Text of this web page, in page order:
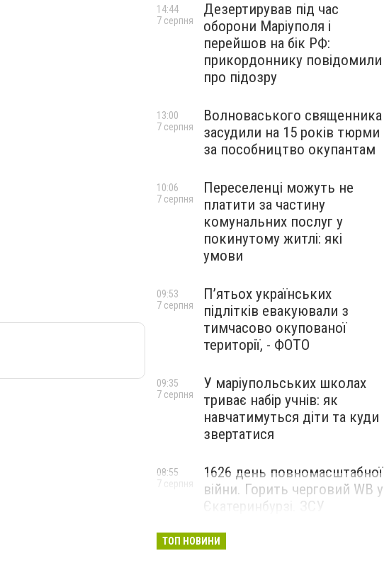
Дезертирував під час
оборони Маріуполя і
перейшов на бік РФ:
прикордоннику повідомили
про підозру
14:44
7 серпня
Волноваського священника
засудили на 15 років тюрми
за пособництво окупантам
13:00
7 серпня
Переселенці можуть не
платити за частину
комунальних послуг у
покинутому житлі: які
умови
10:06
7 серпня
П’ятьох українських
підлітків евакуювали з
тимчасово окупованої
території, - ФОТО
09:53
7 серпня
У маріупольських школах
триває набір учнів: як
навчатимуться діти та куди
звертатися
09:35
7 серпня
1626 день повномасштабної
війни. Горить черговий WB у
Єкатеринбурзі. ЗСУ
Маріуполі
08:55
7 серпня
ТОП НОВИНИ